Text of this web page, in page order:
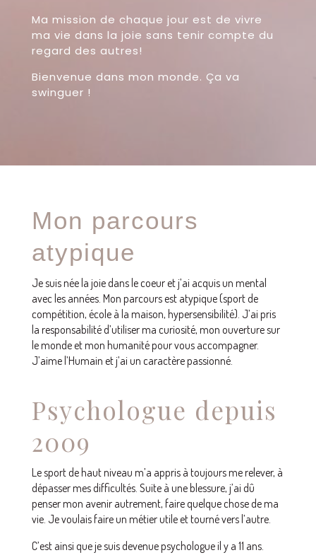
Ma mission de chaque jour est de vivre
ma vie dans la joie sans tenir compte du
regard des autres!
Bienvenue dans mon monde. Ça va
swinguer !
Mon parcours
atypique
Je suis née la joie dans le coeur et j’ai acquis un mental
avec les années. Mon parcours est atypique (sport de
compétition, école à la maison, hypersensibilité). J’ai pris
la responsabilité d’utiliser ma curiosité, mon ouverture sur
le monde et mon humanité pour vous accompagner.
J’aime l’Humain et j’ai un caractère passionné.
Psychologue depuis
2009
Le sport de haut niveau m’a appris à toujours me relever, à
dépasser mes difficultés. Suite à une blessure, j’ai dû
penser mon avenir autrement, faire quelque chose de ma
vie. Je voulais faire un métier utile et tourné vers l’autre.
C’est ainsi que je suis devenue psychologue il y a 11 ans.